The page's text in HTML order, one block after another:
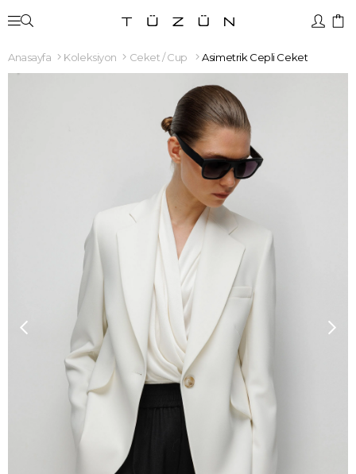
Anasayfa Koleksiyon Ceket / Cup Asimetrik Cepli Ceket